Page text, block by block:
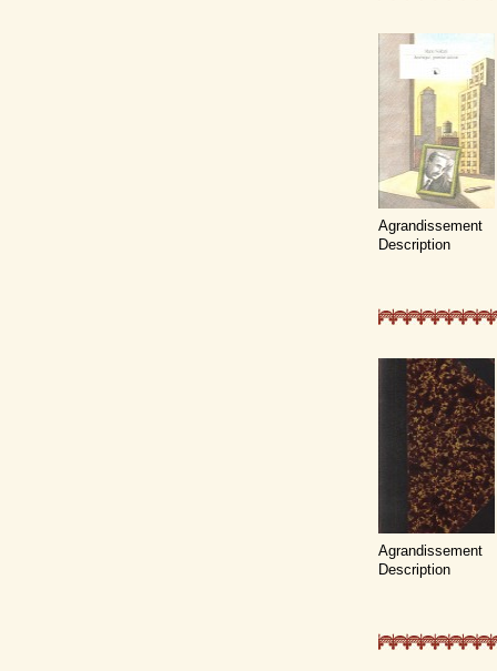
Agrandissement
Description
Agrandissement
Description